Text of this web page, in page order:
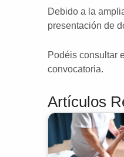
Debido a la
presentación de
Podéis consultar
convocatoria.
Artículos